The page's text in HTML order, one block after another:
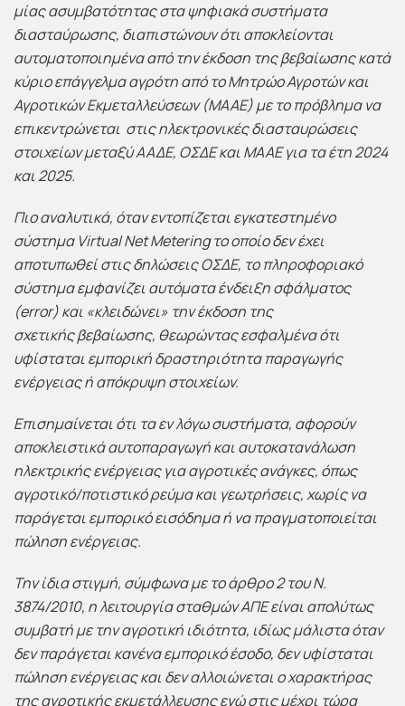
μίας ασυμβατότητας στα ψηφιακά συστήματα
διασταύρωσης, διαπιστώνουν ότι αποκλείονται
αυτοματοποιημένα από την έκδοση της βεβαίωσης κατά
κύριο επάγγελμα αγρότη από το Μητρώο Αγροτών και
Αγροτικών Εκμεταλλεύσεων (ΜΑΑΕ) με το πρόβλημα να
επικεντρώνεται στις ηλεκτρονικές διασταυρώσεις
στοιχείων μεταξύ ΑΑΔΕ, ΟΣΔΕ και ΜΑΑΕ για τα έτη 2024
και 2025.
Πιο αναλυτικά, όταν εντοπίζεται εγκατεστημένο
σύστημαVirtual Net Meteringτο οποίο δεν έχει
αποτυπωθεί στις δηλώσεις ΟΣΔΕ, το πληροφοριακό
σύστημα εμφανίζει αυτόματα ένδειξη σφάλματος
(error) και «κλειδώνει» την έκδοση της
σχετικήςβεβαίωσης, θεωρώντας εσφαλμένα ότι
υφίσταται εμπορική δραστηριότητα παραγωγής
ενέργειας ή απόκρυψη στοιχείων.
Επισημαίνεται ότι τα εν λόγω συστήματα, αφορούν
αποκλειστικάαυτοπαραγωγήκαι αυτοκατανάλωση
ηλεκτρικής ενέργειας για αγροτικές ανάγκες, όπως
αγροτικό/ποτιστικό ρεύμα και γεωτρήσεις, χωρίς να
παράγεται εμπορικό εισόδημα ή να πραγματοποιείται
πώληση ενέργειας.
Την ίδια στιγμή, σύμφωνα με το άρθρο 2 του Ν.
3874/2010, η λειτουργία σταθμών ΑΠΕ είναι απολύτως
συμβατή με την αγροτική ιδιότητα, ιδίως μάλιστα όταν
δεν παράγεται κανένα εμπορικό έσοδο, δεν υφίσταται
πώληση ενέργειας και δεν αλλοιώνεται ο χαρακτήρας
της αγροτικής εκμετάλλευσης ενώ στις μέχρι τώρα